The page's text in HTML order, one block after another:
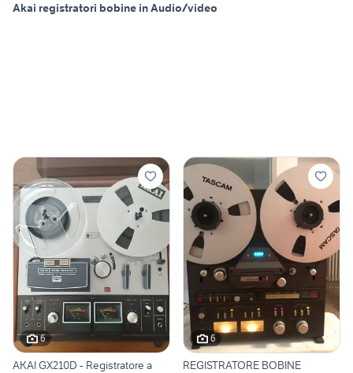
Akai registratori bobine in Audio/video
6
AKAI GX210D - Registratore a
6
REGISTRATORE BOBINE